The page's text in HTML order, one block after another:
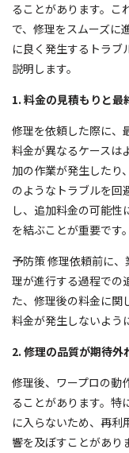
ることがあります。こ
で、修理をスムーズに
に良く発生するトラブ
説明します。
1. 料金の見積もりと最
修理を依頼した際に、
料金が異なるケースは
加の作業が発生したり
のようなトラブルを回
し、追加料金の可能
を結ぶことが重要です。
予防策 修理依頼前に
理が進行する過程での
た、修理後の料金に関
料金が発生しないよう
2. 修理の品質が期待外
修理後、ワープロの動
ることがあります。特
に入らないため、再利
響を及ぼすことがあり